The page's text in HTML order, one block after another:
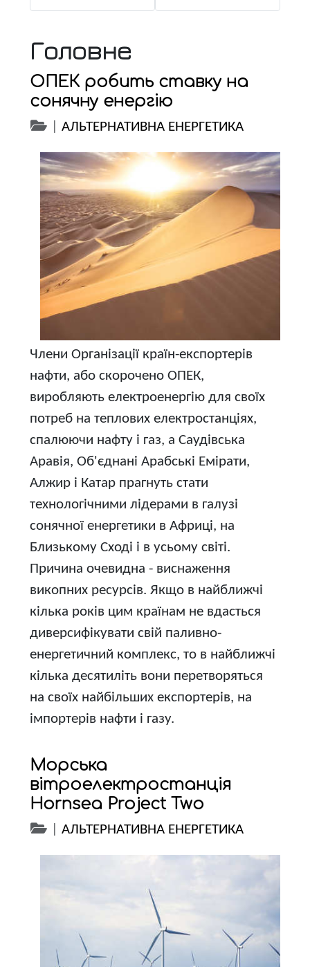
Головне
ОПЕК робить ставку на
сонячну енергію
|АЛЬТЕРНАТИВНА ЕНЕРГЕТИКА
Члени Організації країн-експортерів
нафти, або скорочено ОПЕК,
виробляють електроенергію для своїх
потреб на теплових електростанціях,
спалюючи нафту і газ, а Саудівська
Аравія, Об'єднані Арабські Емірати,
Алжир і Катар прагнуть стати
технологічними лідерами в галузі
сонячної енергетики в Африці, на
Близькому Сході і в усьому світі.
Причина очевидна - виснаження
викопних ресурсів. Якщо в найближчі
кілька років цим країнам не вдасться
диверсифікувати свій паливно-
енергетичний комплекс, то в найближчі
кілька десятиліть вони перетворяться
на своїх найбільших експортерів, на
імпортерів нафти і газу.
Морська
вітроелектростанція
Hornsea Project Two
|АЛЬТЕРНАТИВНА ЕНЕРГЕТИКА